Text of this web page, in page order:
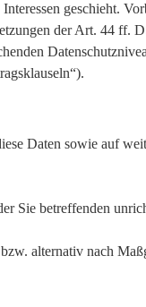
geschieht.
der Art. 44 ff.
Daten sowie auf
Sie betreffenden
alternativ nach